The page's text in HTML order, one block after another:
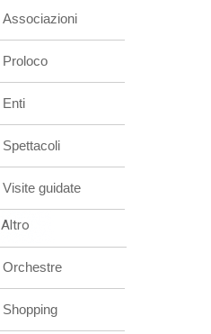
Associazioni
Proloco
Enti
Spettacoli
Visite guidate
Altro
Orchestre
Shopping